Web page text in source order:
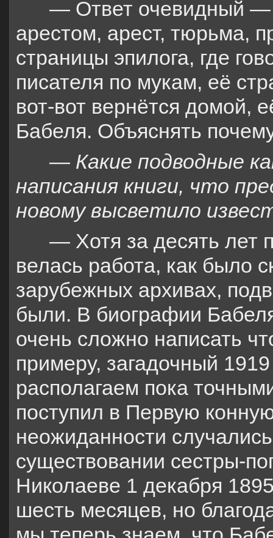
— Ответ очевидный —
арестом, арест, тюрьма,
страницы эпилога, где
писателя по мукам, её
вот-вот вернётся домой,
Бабеля. Объяснять
— Какие подводные
написания книги, что
новому высветило
— Хотя за десять лет
велась работа, как было
зарубежных архивах,
были. В биографии
очень сложно написать
примеру, загадочный
располагаем пока
поступил в Первую
неожиданности
существовании сестры-
Николаеве 1 декабря
шесть месяцев, но